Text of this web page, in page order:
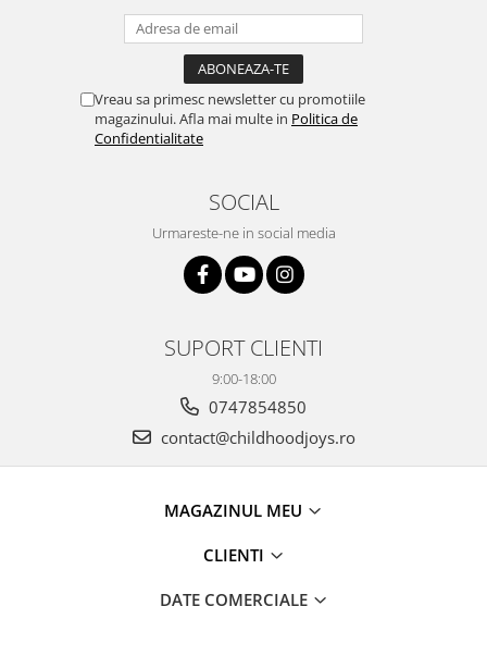
Vreau sa primesc newsletter cu promotiile
magazinului. Afla mai multe in Politica de
Confidentialitate
SOCIAL
Urmareste-ne in social media
SUPORT CLIENTI
9:00-18:00
0747854850
contact@childhoodjoys.ro
MAGAZINUL MEU
CLIENTI
DATE COMERCIALE